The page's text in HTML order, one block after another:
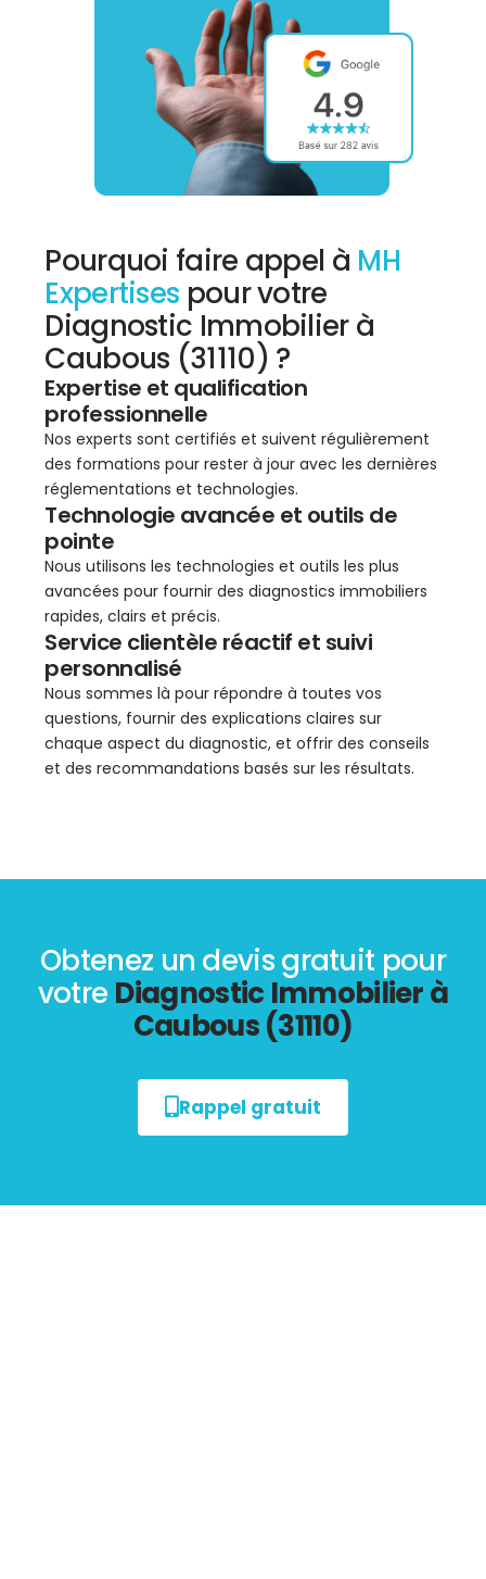
Pourquoi faire appel à MH
Expertises pour votre
Diagnostic Immobilier à
Caubous (31110) ?
Expertise et qualification
professionnelle
Nos experts sont certifiés et suivent régulièrement
des formations pour rester à jour avec les dernières
réglementations et technologies.
Technologie avancée et outils de
pointe
Nous utilisons les technologies et outils les plus
avancées pour fournir des diagnostics immobiliers
rapides, clairs et précis.
Service clientèle réactif et suivi
personnalisé
Nous sommes là pour répondre à toutes vos
questions, fournir des explications claires sur
chaque aspect du diagnostic, et offrir des conseils
et des recommandations basés sur les résultats.
Obtenez un devis gratuit pour
votre Diagnostic Immobilier à
Caubous (31110)
Rappel gratuit